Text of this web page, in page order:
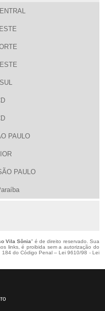
PAULO
PAULO
Vila Sônia" é de direito reservado. Sua
links, é proibida sem a autorização do
184 do Código Penal –Lei 9610/98 - Lei